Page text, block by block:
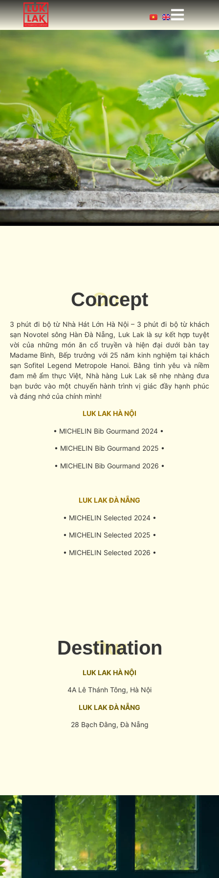
Our
Concept
3 phút đi bộ từ Nhà Hát Lớn Hà Nội – 3 phút đi bộ từ khách
sạn Novotel sông Hàn Đà Nẵng, Luk Lak là sự kết hợp tuyệt
vời của những món ăn cổ truyền và hiện đại dưới bàn tay
Madame Bình, Bếp trưởng với 25 năm kinh nghiệm tại khách
sạn Sofitel Legend Metropole Hanoi. Bằng tình yêu và niềm
đam mê ẩm thực Việt, Nhà hàng Luk Lak sẽ nhẹ nhàng đưa
bạn bước vào một chuyến hành trình vị giác đầy hạnh phúc
và đáng nhớ của chính mình!
LUK LAK HÀ NỘI
• MICHELIN Bib Gourmand 2024 •
• MICHELIN Bib Gourmand 2025 •
• MICHELIN Bib Gourmand 2026 •
LUK LAK ĐÀ NẴNG
• MICHELIN Selected 2024 •
• MICHELIN Selected 2025 •
• MICHELIN Selected 2026 •
Our
Destination
LUK LAK HÀ NỘI
4A Lê Thánh Tông, Hà Nội
LUK LAK ĐÀ NẴNG
28 Bạch Đằng, Đà Nẵng